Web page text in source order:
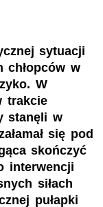
sytuacji
chłopców w
W
trakcie
stanęli w
się pod
skończyć
interwencji
siłach
pułapki